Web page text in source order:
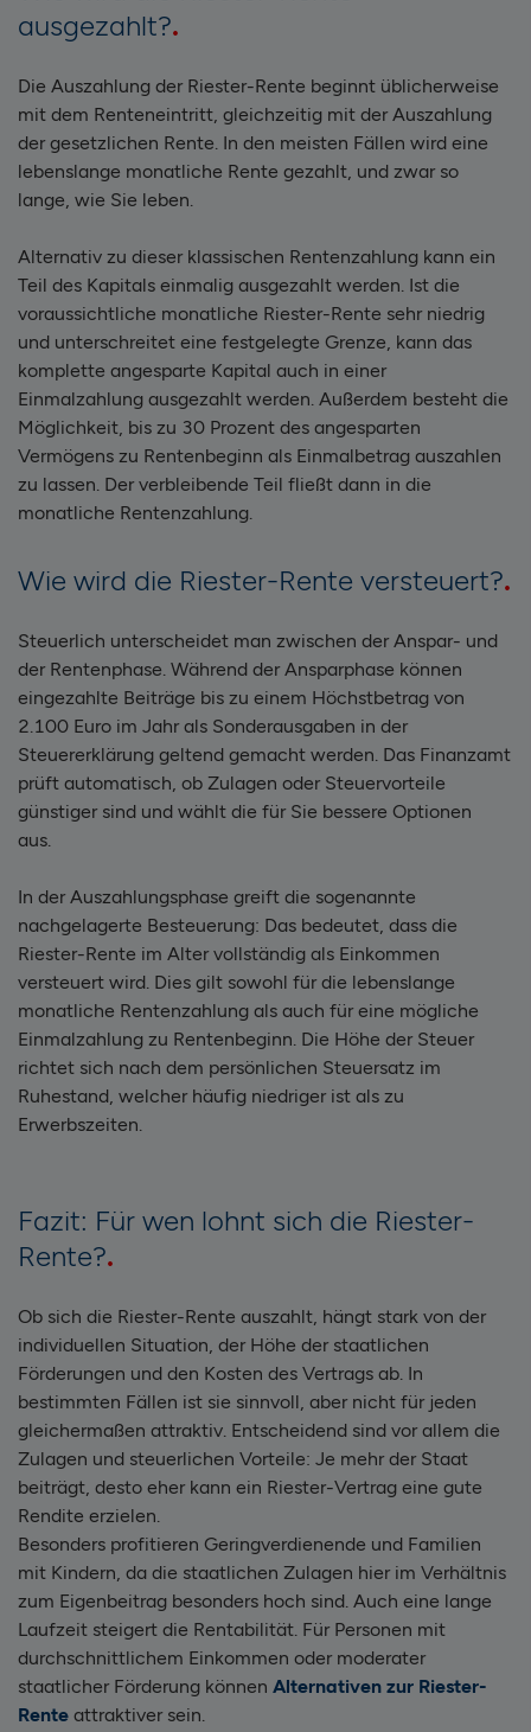
ausgezahlt?
Die Auszahlung der Riester-Rente beginnt üblicherweise
mit dem Renteneintritt, gleichzeitig mit der Auszahlung
der gesetzlichen Rente. In den meisten Fällen wird eine
lebenslange monatliche Rente gezahlt, und zwar so
lange, wie Sie leben.
Alternativ zu dieser klassischen Rentenzahlung kann ein
Teil des Kapitals einmalig ausgezahlt werden. Ist die
voraussichtliche monatliche Riester-Rente sehr niedrig
und unterschreitet eine festgelegte Grenze, kann das
komplette angesparte Kapital auch in einer
Einmalzahlung ausgezahlt werden. Außerdem besteht die
Möglichkeit, bis zu 30 Prozent des angesparten
Vermögens zu Rentenbeginn als Einmalbetrag auszahlen
zu lassen. Der verbleibende Teil fließt dann in die
monatliche Rentenzahlung.
Wie wird die Riester-Rente versteuert?
Steuerlich unterscheidet man zwischen der Anspar- und
der Rentenphase. Während der Ansparphase können
eingezahlte Beiträge bis zu einem Höchstbetrag von
2.100 Euro im Jahr als Sonderausgaben in der
Steuererklärung geltend gemacht werden. Das Finanzamt
prüft automatisch, ob Zulagen oder Steuervorteile
günstiger sind und wählt die für Sie bessere Optionen
aus.
In der Auszahlungsphase greift die sogenannte
nachgelagerte Besteuerung: Das bedeutet, dass die
Riester-Rente im Alter vollständig als Einkommen
versteuert wird. Dies gilt sowohl für die lebenslange
monatliche Rentenzahlung als auch für eine mögliche
Einmalzahlung zu Rentenbeginn. Die Höhe der Steuer
richtet sich nach dem persönlichen Steuersatz im
Ruhestand, welcher häufig niedriger ist als zu
Erwerbszeiten.
Fazit: Für wen lohnt sich die Riester-
Rente?
Ob sich die Riester-Rente auszahlt, hängt stark von der
individuellen Situation, der Höhe der staatlichen
Förderungen und den Kosten des Vertrags ab. In
bestimmten Fällen ist sie sinnvoll, aber nicht für jeden
gleichermaßen attraktiv. Entscheidend sind vor allem die
Zulagen und steuerlichen Vorteile: Je mehr der Staat
beiträgt, desto eher kann ein Riester-Vertrag eine gute
Rendite erzielen.
Besonders profitieren Geringverdienende und Familien
mit Kindern, da die staatlichen Zulagen hier im Verhältnis
zum Eigenbeitrag besonders hoch sind. Auch eine lange
Laufzeit steigert die Rentabilität. Für Personen mit
durchschnittlichem Einkommen oder moderater
staatlicher Förderung können Alternativen zur Riester-
Rente attraktiver sein.